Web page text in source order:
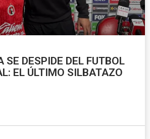
SE DESPIDE DEL FUTBOL
EL ÚLTIMO SILBATAZO